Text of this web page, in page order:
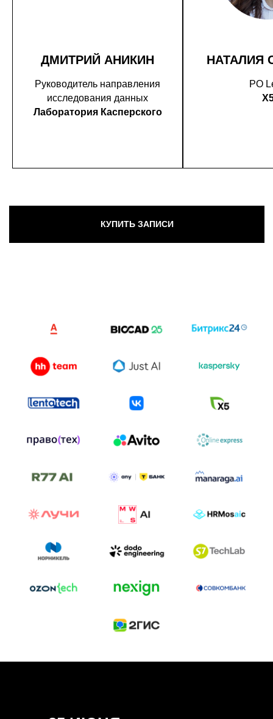
ДМИТРИЙ АНИКИН
Руководитель направления
исследования данных
Лаборатория Касперского
НАТАЛИЯ
PO
к построению бизнеса и созданию технологий под
И БИТВА АГЕНТОВ